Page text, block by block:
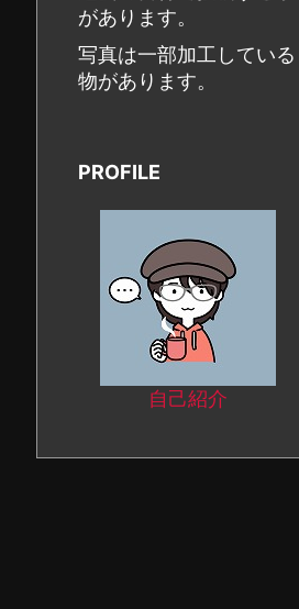
があります。
写真は一部加工している
物があります。
PROFILE
自己紹介